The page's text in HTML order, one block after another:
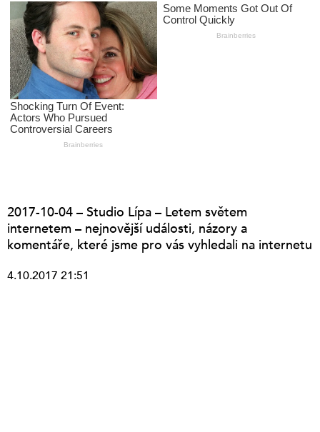
2017-10-04 – Studio Lípa – Letem světem
internetem – nejnovější události, názory a
komentáře, které jsme pro vás vyhledali na internetu
4.10.2017 21:51